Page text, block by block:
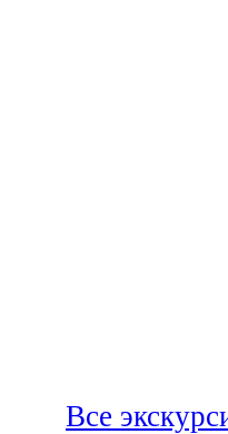
Все